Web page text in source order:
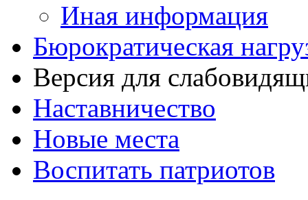
Иная информация
Бюрократическая
Версия для
Наставничество
Новые места
Воспитать патриотов